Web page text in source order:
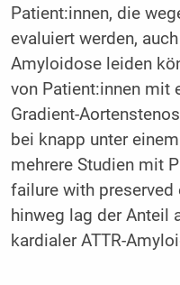
Patient:innen, die
evaluiert werden,
Amyloidose leiden
von Patient:innen mit
Gradient-
bei knapp unter
mehrere Studien mit
failure with preserved
hinweg lag der Anteil
kardialer ATTR-